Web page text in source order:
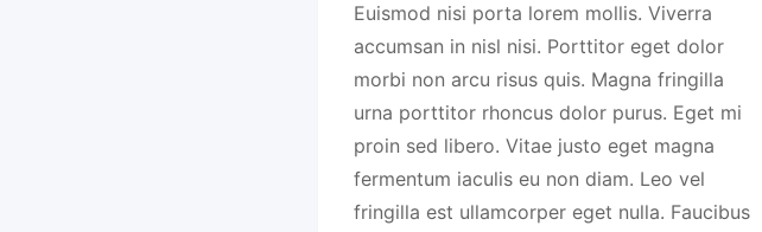
Euismod nisi porta lorem mollis. Viverra
accumsan in nisl nisi. Porttitor eget dolor
morbi non arcu risus quis. Magna fringilla
urna porttitor rhoncus dolor purus. Eget mi
proin sed libero. Vitae justo eget magna
fermentum iaculis eu non diam. Leo vel
fringilla est ullamcorper eget nulla. Faucibus